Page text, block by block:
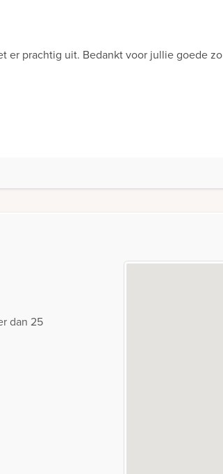
bedanken voor de hele mooie graf
ons ook privé klinkt).
dan 25